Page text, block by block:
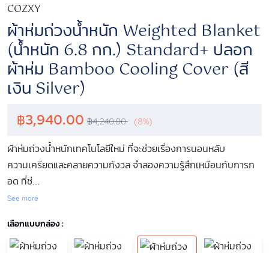
COZXY
ผ้าห่มถ่วงน้ำหนัก Weighted Blanket
(น้ำหนัก 6.8 กก.) Standard+ ปลอก
ผ้าห่ม Bamboo Cooling Cover (สี
เงิน Silver)
฿3,940.00 ฿4,240.00 (8%)
ผ้าห่มถ่วงน้ำหนักเทคโนโลยีใหม่ ที่จะช่วยเรื่องการนอนหลับ
ความเครียดและคลายความกังวล จำลองความรู้สึกเหมือนกับการก
อด ที่ช่...
See more
เลือกแบบกล่อง :